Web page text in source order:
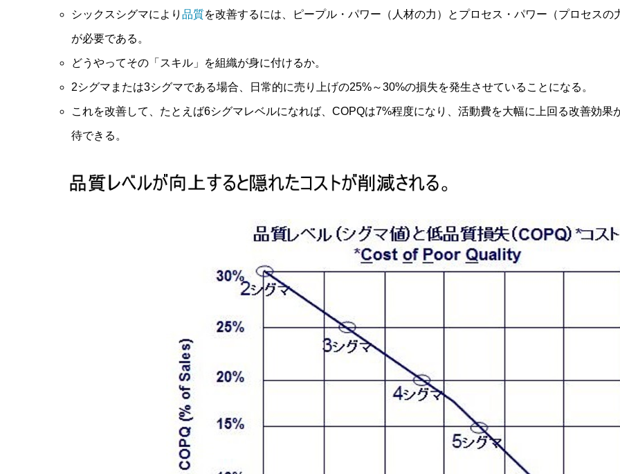
シックスシグマにより 品質を改善するには、ピープル・パワー（人材の力）とプロセス・パワー（プロセスの
が必要である。
どうやってその「スキル」を組織が身に付けるか。
2シグマまたは3シグマである場合、日常的に売り上げの25%～30%の損失を発生させていることになる。
これを改善して、たとえば6シグマレベルになれば、COPQは7%程度になり、活動費を大幅に上回る改善効果
待できる。